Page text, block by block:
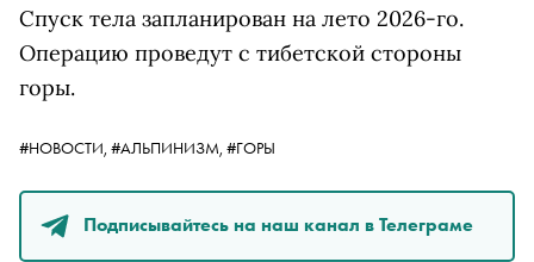
Спуск тела запланирован на лето 2026-го.
Операцию проведут с тибетской стороны
горы.
#НОВОСТИ, #АЛЬПИНИЗМ, #ГОРЫ
Подписывайтесь на наш канал в Телеграме